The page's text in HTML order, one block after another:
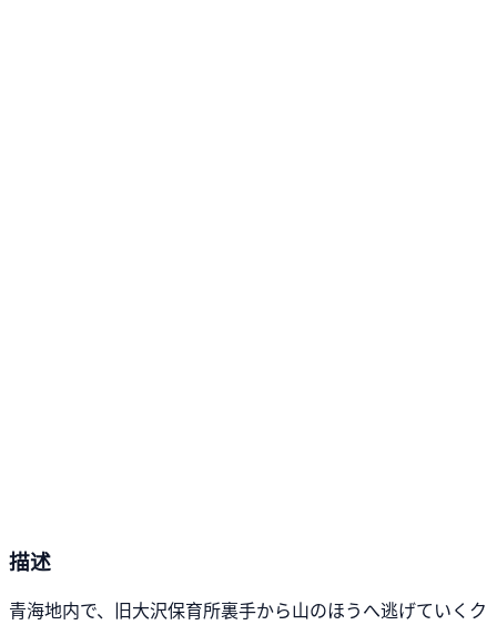
描述
青海地内で、旧大沢保育所裏手から山のほうへ逃げていくク